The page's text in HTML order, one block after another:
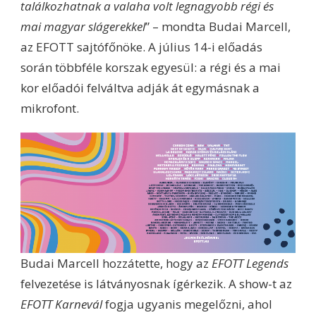
találkozhatnak a valaha volt legnagyobb régi és
mai magyar slágerekkel” – mondta Budai Marcell,
az EFOTT sajtófőnöke. A július 14-i előadás
során többféle korszak egyesül: a régi és a mai
kor előadói felváltva adják át egymásnak a
mikrofont.
Budai Marcell hozzátette, hogy az EFOTT Legends
felvezetése is látványosnak ígérkezik. A show-t az
EFOTT Karneválfogja ugyanis megelőzni, ahol